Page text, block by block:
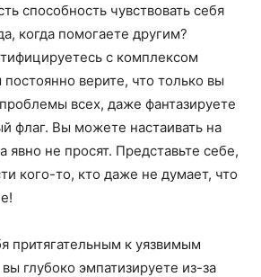
способность чувствовать себя
когда помогаете другим?
с комплексом
верите, что только вы
всех, даже фантазируете
флаг. Вы можете настаивать на
не просят. Представьте себе,
кого-то, кто даже не думает, что
притягательным к уязвимым
глубоко эмпатизируете из-за